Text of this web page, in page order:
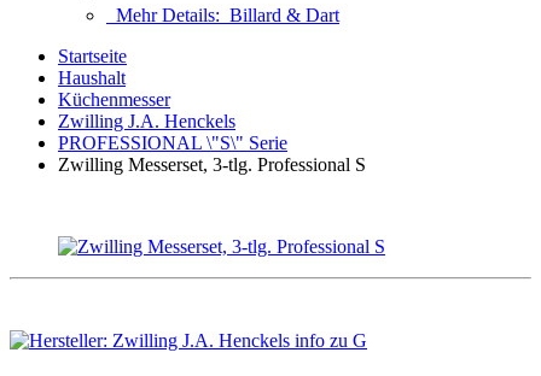
Mehr Details: Billard & Dart
Startseite
Haushalt
Küchenmesser
Zwilling J.A. Henckels
PROFESSIONAL \"S\" Serie
Zwilling Messerset, 3-tlg. Professional S